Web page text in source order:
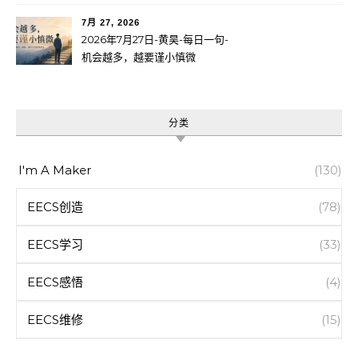
7月 27, 2026
2026年7月27日-黄昊-每日一句-
机会越多，越要谨小慎微
分类
I'm A Maker (130)
EECS创造 (78)
EECS学习 (33)
EECS感悟 (4)
EECS维修 (15)